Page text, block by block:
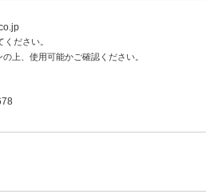
ださい。
上、使用可能かご確認ください。